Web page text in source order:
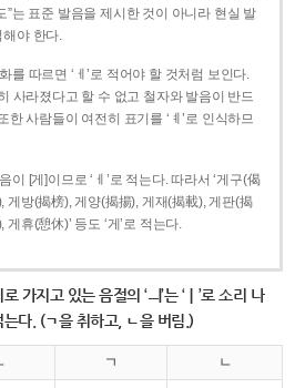
”는 표준 발음을 제시한 것이 아니라 현실 발
해야 한다.
를 따르면 ‘ㅔ’로 적어야 할 것처럼 보인다.
사라졌다고 할 수 없고 철자와 발음이 반드
한 사람들이 여전히 표기를 ‘ㅖ’로 인식하므
이 [게]이므로 ‘ㅔ’로 적는다. 따라서 ‘게구(偈
게방(揭榜), 게양(揭揚), 게재(揭載), 게판(揭
휴(憩休)’ 등도 ‘게’로 적는다.
가지고 있는 음절의 ‘ㅢ’는 ‘ㅣ’로 소리 나
는다. (ㄱ을 취하고, ㄴ을 버림.)
ㄱ ㄴ